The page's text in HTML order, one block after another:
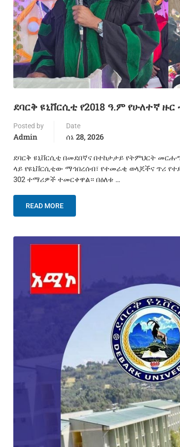
ደባርቅ ዩኒቨርሲቲ የ2018 ዓ.ም የሁለተኛ
Posted by
Admin
Date
ሰኔ 28, 2026
ደባርቅ ዩኒቨርሲቲ በመደበኛና በተከታታይ የትምህርት
ላይ የዩኒቨርሲቲው ማኅበረሰብ፣ የተመራቂ ወላጆችና ጥሪ
302 ተማሪዎች ተመርቀዋል። በዕለቱ …
READ MORE